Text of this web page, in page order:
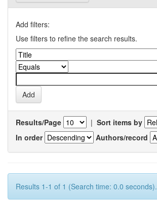
Add filters:
Use filters to refine the search results.
Results/Page | Sort items by
In order
Authors/record
Results 1-1 of 1 (Search time: 0.0 seconds).